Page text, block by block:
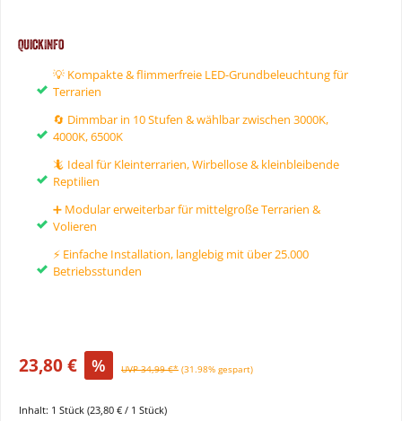
QuickInfo
💡 Kompakte & flimmerfreie LED-Grundbeleuchtung für
Terrarien
🔄 Dimmbar in 10 Stufen & wählbar zwischen 3000K,
4000K, 6500K
🦎 Ideal für Kleinterrarien, Wirbellose & kleinbleibende
Reptilien
➕ Modular erweiterbar für mittelgroße Terrarien &
Volieren
⚡ Einfache Installation, langlebig mit über 25.000
Betriebsstunden
23,80 € % UVP 34,99 €* (31.98% gespart)
Inhalt: 1 Stück (23,80 € / 1 Stück)